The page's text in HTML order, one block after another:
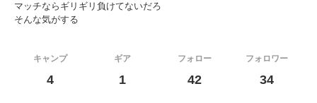
マッチならギリギリ負けてないだろ
そんな気がする
キャンプ
4
ギア
1
フォロー
42
フォロワー
34